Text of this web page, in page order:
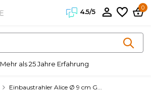
4.5/5
0
Mehr als 25 Jahre Erfahrung
Einbaustrahler Alice Ø 9 cm G...